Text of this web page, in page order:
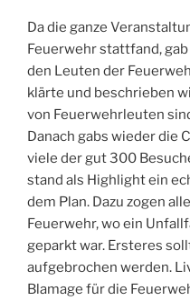
Da die ganze
Feuerwehr stattfand,
den Leuten der
klärte und beschrieben
von Feuerwehrleuten
Danach gabs wieder die
viele der gut 300
stand als Highlight ein
dem Plan. Dazu zogen
Feuerwehr, wo ein
geparkt war. Ersteres
aufgebrochen werden.
Blamage für die